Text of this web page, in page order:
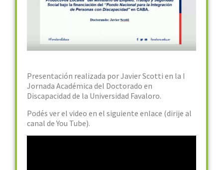
Presentación realizada por Javier Scotti en la I
Jornada Académica del Doctorado en
Discapacidad de la Universidad Favaloro.
Podés ver el video en el siguiente enlace (dirije al
canal de You Tube).